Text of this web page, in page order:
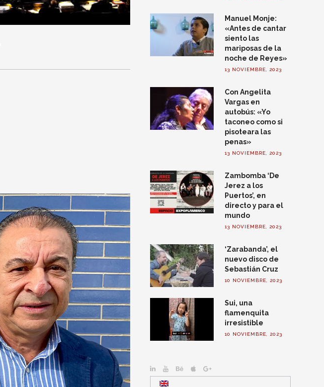
Manuel Monje:
«Antes de cantar
siento las
mariposas de la
noche de Reyes»
13 NOVIEMBRE, 2023
Con Angelita
Vargas en
autobús: «Yo
taconeo como si
pisoteara las
penas»
13 NOVIEMBRE, 2023
Zambomba ‘De
Jerez a los
Puertos’, en
directo y para el
mundo
13 NOVIEMBRE, 2023
‘Zarabanda’, el
nuevo disco de
Sebastián Cruz
10 NOVIEMBRE, 2023
Sui, una
flamenquita
irresistible
10 NOVIEMBRE, 2023